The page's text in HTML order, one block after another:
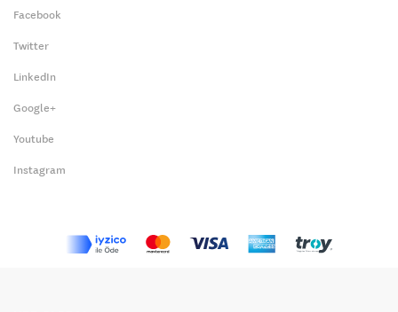
Facebook
Twitter
LinkedIn
Google+
Youtube
Instagram